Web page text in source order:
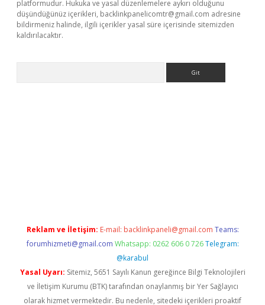
platformudur. Hukuka ve yasal düzenlemelere aykırı olduğunu
düşündüğünüz içerikleri, backlinkpanelicomtr@gmail.com adresine
bildirmeniz halinde, ilgili içerikler yasal süre içerisinde sitemizden
kaldırılacaktır.
Reklam ve İletişim: E-mail: backlinkpaneli@gmail.com Teams:
forumhizmeti@gmail.com Whatsapp: 0262 606 0 726 Telegram:
@karabul
Yasal Uyarı: Sitemiz, 5651 Sayılı Kanun gereğince Bilgi Teknolojileri
ve İletişim Kurumu (BTK) tarafından onaylanmış bir Yer Sağlayıcı
olarak hizmet vermektedir. Bu nedenle, sitedeki içerikleri proaktif